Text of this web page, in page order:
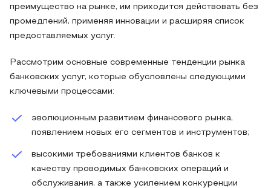
преимущество на рынке, им приходится действовать без
промедлений, применяя инновации и расширяя список
предоставляемых услуг.
Рассмотрим основные современные тенденции рынка
банковских услуг, которые обусловлены следующими
ключевыми процессами:
эволюционным развитием финансового рынка,
появлением новых его сегментов и инструментов;
высокими требованиями клиентов банков к
качеству проводимых банковских операций и
обслуживания, а также усилением конкуренции